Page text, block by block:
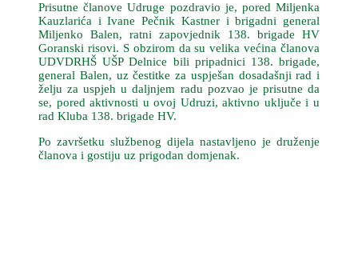
Prisutne članove Udruge pozdravio je, pored Miljenka
Kauzlarića i Ivane Pečnik Kastner i brigadni general
Miljenko Balen, ratni zapovjednik 138. brigade HV
Goranski risovi. S obzirom da su velika većina članova
UDVDRHŠ UŠP Delnice bili pripadnici 138. brigade,
general Balen, uz čestitke za uspješan dosadašnji rad i
želju za uspjeh u daljnjem radu pozvao je prisutne da
se, pored aktivnosti u ovoj Udruzi, aktivno uključe i u
rad Kluba 138. brigade HV.
Po završetku službenog dijela nastavljeno je druženje
članova i gostiju uz prigodan domjenak.